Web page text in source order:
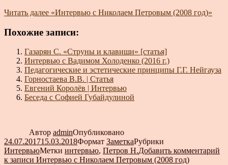
Читать далее «Интервью с Николаем Петровым (2008 год)»
Похожие записи:
Газарян С. «Струны и клавиши» [статья]
Интервью с Вадимом Холоденко (2016 г.)
Педагогические и эстетические принципы Г.Г. Нейгауза
Горностаева В.В. | Статья
Евгений Королёв | Интервью
Беседа с Софией Губайдулиной
Автор adminОпубликовано
24.07.201715.03.2018Формат ЗаметкаРубрики
ИнтервьюМетки интервью, Петров Н.Добавить комментарий
к записи Интервью с Николаем Петровым (2008 год)